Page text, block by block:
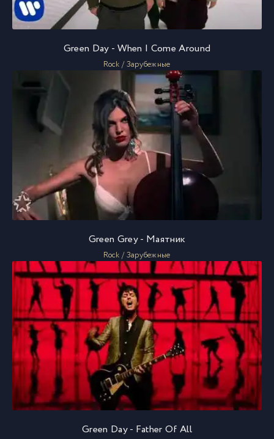
Green Day - When I Come Around
Rock / Зарубежные
Green Grey - Маятник
Rock / Зарубежные
Green Day - Father Of All